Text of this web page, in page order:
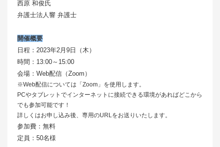
西原 和俊氏
弁護士法人響 弁護士
開催概要
日程：2023年2月9日（木）
時間：13:00～15:00
会場：Web配信（Zoom）
※Web配信については「Zoom」を使用します。
PCやタブレットでインターネットに接続できる環境があればどこから
でも参加可能です！
詳しくはお申し込み後、専用のURLをお送りいたします。
参加費：無料
定員：50名様